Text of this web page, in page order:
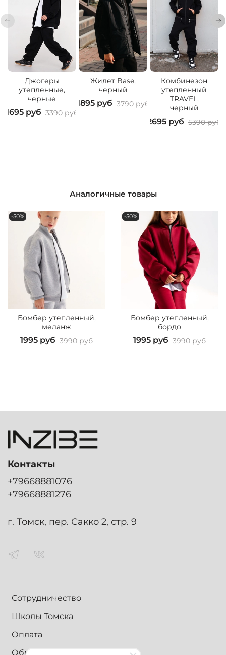
Джогеры
утепленные,
черные
1695 руб 3390 руб
Жилет Base,
черный
1895 руб 3790 руб
Комбинезон
утепленный
TRAVEL,
черный
2695 руб 5390 руб
Аналогичные товары
-50%
Бомбер утепленный,
меланж
1995 руб 3990 руб
-50%
Бомбер утепленный,
бордо
1995 руб 3990 руб
Сотрудничество
Школы Томска
Оплата
Обмен и возврат
Контакты
+79668881076
+79668881276
г. Томск, пер. Сакко 2, стр. 9